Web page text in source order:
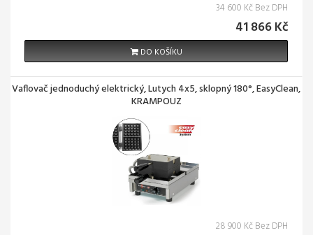
34 600 Kč Bez DPH
41 866 Kč
DO KOŠÍKU
Vaflovač jednoduchý elektrický, Lutych 4x5, sklopný 180°, EasyClean,
KRAMPOUZ
28 900 Kč Bez DPH